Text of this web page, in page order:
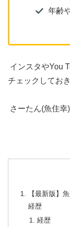
年齢
インスタやYou
チェックしてお
さーたん(魚住
【最新版】
経歴
経歴